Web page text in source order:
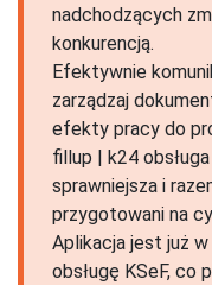
nadchodzących
konkurencją.
Efektywnie
zarządzaj
efekty pracy do
fillup | k24
sprawniejsza i
przygotowani na
Aplikacja jest już
obsługę KSeF, co